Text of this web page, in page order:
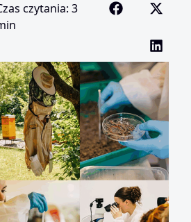
czytania: 3